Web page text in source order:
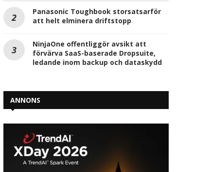
Panasonic Toughbook storsatsarför
att helt elminera driftstopp
NinjaOne offentliggör avsikt att
förvärva SaaS-baserade Dropsuite,
ledande inom backup och dataskydd
ANNONS